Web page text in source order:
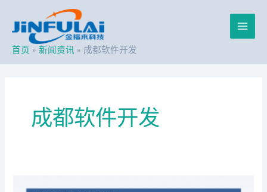
Main
首页 新闻资讯 成都软件开发
成都软件开发
pagination